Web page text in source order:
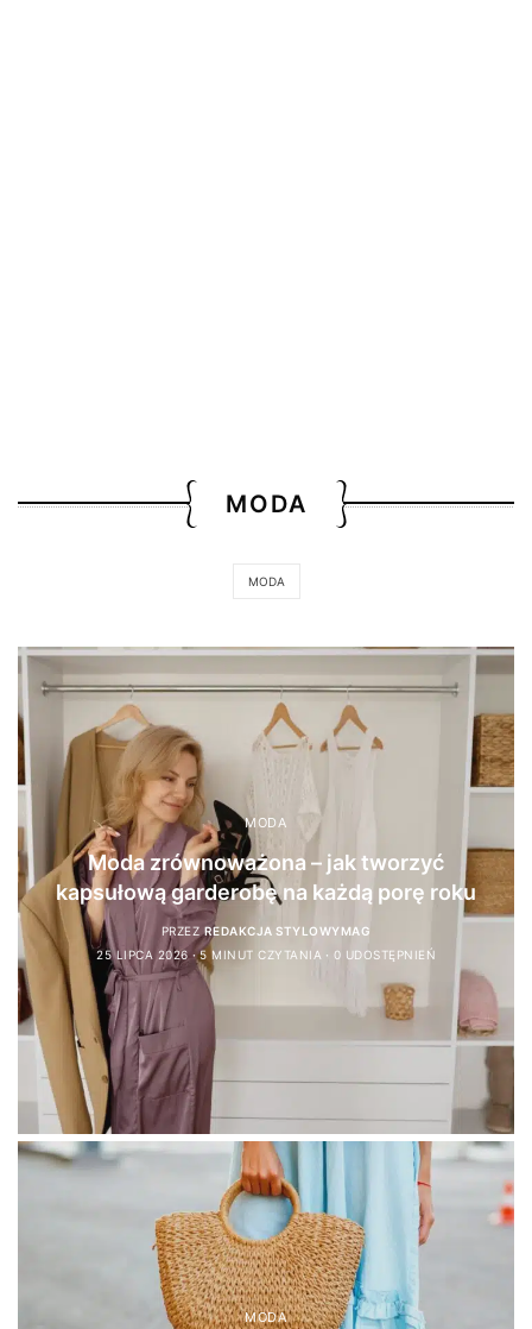
MODA
MODA
MODA
Moda zrównoważona – jak tworzyć
kapsułową garderobę na każdą porę roku
PRZEZ REDAKCJA STYLOWYMAG
25 LIPCA 2026
5 MINUT CZYTANIA 0 UDOSTĘPNIEŃ
MODA